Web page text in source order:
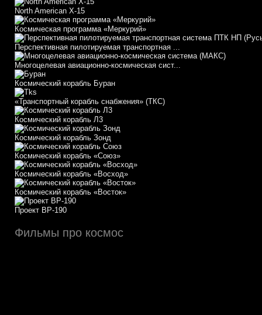
North American X-15
Космическая программа «Меркурий»
Перспективная пилотируемая транспортная ...
Многоцелевая авиационно-космическая сист...
Космический корабль Буран
«Транспортный корабль снабжения» (ТКС)
Космический корабль Л3
Космический корабль Зонд
Космический корабль «Союз»
Космический корабль «Восход»
Космический корабль «Восток»
Проект ВР-190
Фильмы про космос